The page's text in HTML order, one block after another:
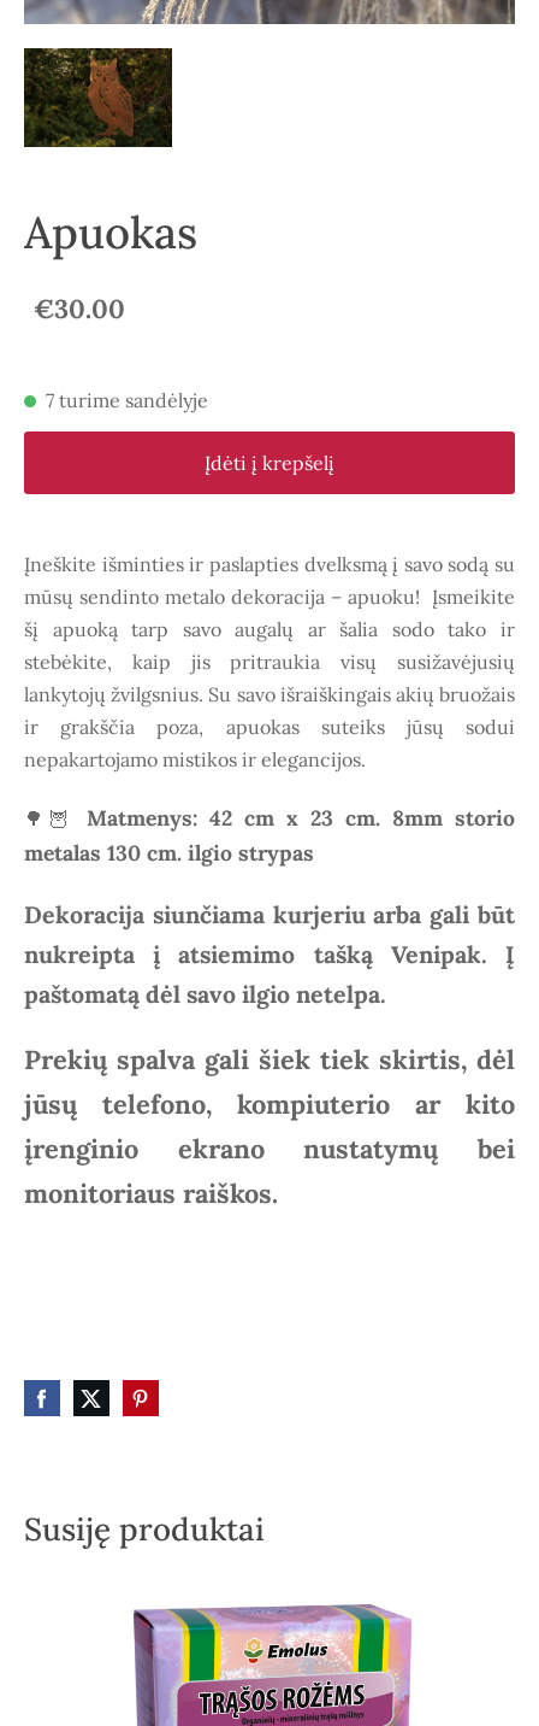
Apuokas
€30.00
7 turime sandėlyje
Įdėti į krepšelį
Įneškite išminties ir paslapties dvelksmą į savo sodą su
mūsų sendinto metalo dekoracija – apuoku! Įsmeikite
šį apuoką tarp savo augalų ar šalia sodo tako ir
stebėkite, kaip jis pritraukia visų susižavėjusių
lankytojų žvilgsnius. Su savo išraiškingais akių bruožais
ir grakščia poza, apuokas suteiks jūsų sodui
nepakartojamo mistikos ir elegancijos.
🌳🦉
Matmenys: 42 cm x 23 cm. 8mm storio
metalas 130 cm. ilgio strypas
Dekoracija siunčiama kurjeriu arba gali būt
nukreipta į atsiemimo tašką Venipak. Į
paštomatą dėl savo ilgio netelpa.
Prekių spalva gali šiek tiek skirtis, dėl
jūsų telefono, kompiuterio ar kito
įrenginio ekrano nustatymų bei
monitoriaus raiškos.
Susiję produktai